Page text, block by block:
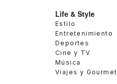
Life & Style
Estilo
Entretenimiento
Deportes
Cine y TV
Música
Viajes y Gourmet